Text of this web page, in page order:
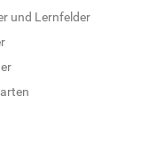
und Lernfelder